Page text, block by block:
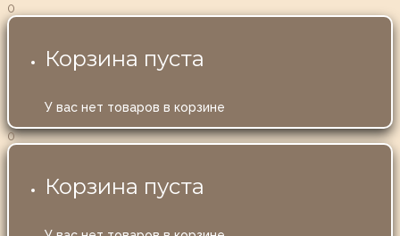
0
Корзина пуста
У вас нет товаров в корзине
0
Корзина пуста